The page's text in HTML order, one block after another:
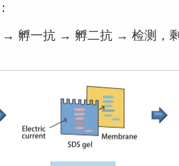
：
一抗 → 孵二抗 → 检测，剩